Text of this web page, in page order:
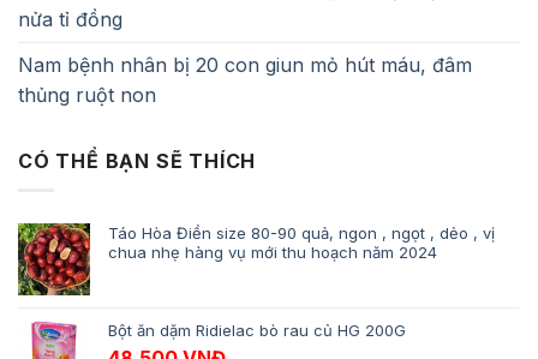
nửa tỉ đồng
Nam bệnh nhân bị 20 con giun mỏ hút máu, đâm
thủng ruột non
CÓ THỂ BẠN SẼ THÍCH
Táo Hòa Điền size 80-90 quả, ngon , ngọt , dẻo , vị
chua nhẹ hàng vụ mới thu hoạch năm 2024
Bột ăn dặm Ridielac bò rau củ HG 200G